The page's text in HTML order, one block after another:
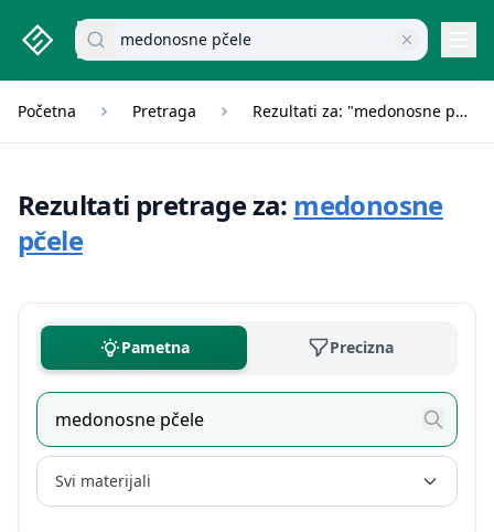
studenti.rs home page
Pretraži dokumente
Početna Pretraga Rezultati za: "medonosne pčele"
Rezultati pretrage za: medonosne
pčele
Pametna Precizna
Svi materijali